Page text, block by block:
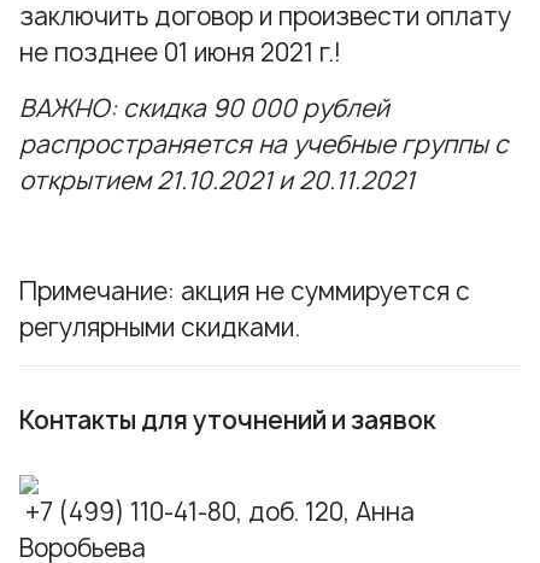
заключить договор и произвести оплату
не позднее 01 июня 2021 г.!
ВАЖНО: скидка 90 000 рублей
распространяется на учебные группы с
открытием 21.10.2021 и 20.11.2021
Примечание: акция не суммируется с
регулярными скидками.
Контакты для уточнений и заявок
+7 (499) 110-41-80, доб. 120, Анна
Воробьева